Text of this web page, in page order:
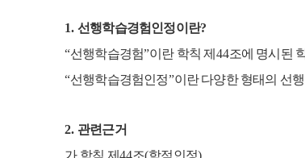
1. 선행학습경험인정이란?
“선행학습경험”이란 학칙 제 44조에 명시된
“선행학습경험인정”이란 다양한 형태의 선
2. 관련근거
가.학칙 제44조(학점인정)